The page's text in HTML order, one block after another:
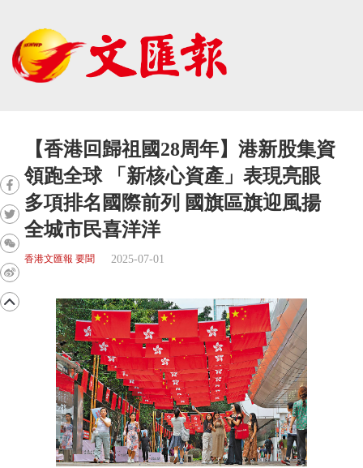
【香港回歸祖國28周年】港新股集資
領跑全球 「新核心資產」表現亮眼
多項排名國際前列 國旗區旗迎風揚
全城市民喜洋洋
香港文匯報 要聞 2025-07-01